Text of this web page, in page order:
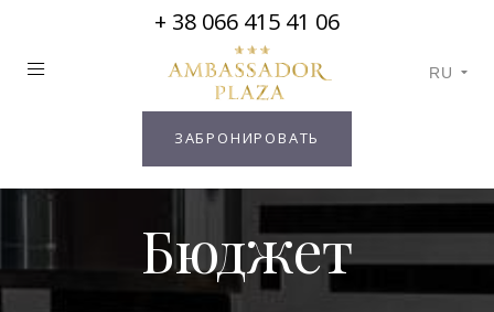
+ 38 066 415 41 06
RU
ЗАБРОНИРОВАТЬ
Бюджет